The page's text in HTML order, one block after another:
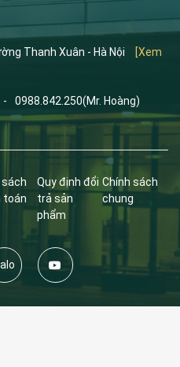
Thanh Xuân - Hà Nội
[Xem
- 0988.842.250(Mr. Hoàng)
sách
toán
Quy định đổi
trả sản
phẩm
Chính sách
chung